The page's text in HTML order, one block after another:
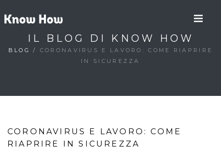
IL BLOG DI KNOW HOW
BLOG / CORONAVIRUS E LAVORO: COME RIAPRIRE
IN SICUREZZA
CORONAVIRUS E LAVORO: COME
RIAPRIRE IN SICUREZZA